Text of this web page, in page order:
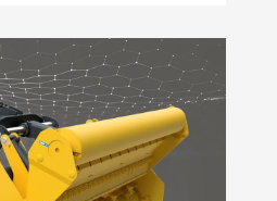
chassis construit
HARDOX®. Double
1) autonettoyant 2)
rangées de contre-
à l'intérieur
excellente qualité de